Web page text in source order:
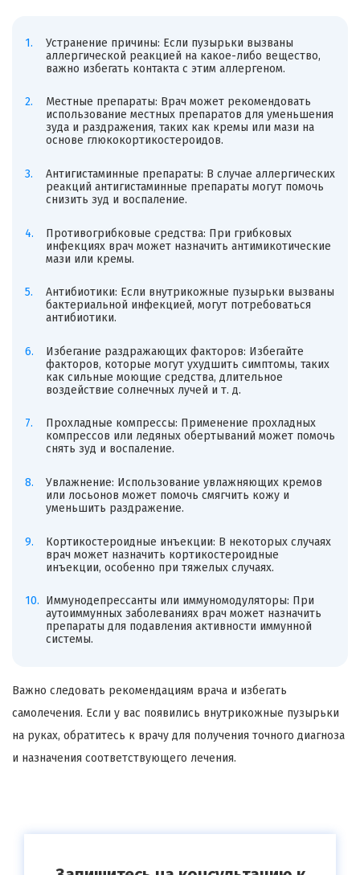
Устранение причины: Если пузырьки вызваны
аллергической реакцией на какое-либо вещество,
важно избегать контакта с этим аллергеном.
Местные препараты: Врач может рекомендовать
использование местных препаратов для уменьшения
зуда и раздражения, таких как кремы или мази на
основе глюкокортикостероидов.
Антигистаминные препараты: В случае аллергических
реакций антигистаминные препараты могут помочь
снизить зуд и воспаление.
Противогрибковые средства: При грибковых
инфекциях врач может назначить антимикотические
мази или кремы.
Антибиотики: Если внутрикожные пузырьки вызваны
бактериальной инфекцией, могут потребоваться
антибиотики.
Избегание раздражающих факторов: Избегайте
факторов, которые могут ухудшить симптомы, таких
как сильные моющие средства, длительное
воздействие солнечных лучей и т. д.
Прохладные компрессы: Применение прохладных
компрессов или ледяных обертываний может помочь
снять зуд и воспаление.
Увлажнение: Использование увлажняющих кремов
или лосьонов может помочь смягчить кожу и
уменьшить раздражение.
Кортикостероидные инъекции: В некоторых случаях
врач может назначить кортикостероидные
инъекции, особенно при тяжелых случаях.
Иммунодепрессанты или иммуномодуляторы: При
аутоиммунных заболеваниях врач может назначить
препараты для подавления активности иммунной
системы.
Важно следовать рекомендациям врача и избегать
самолечения. Если у вас появились внутрикожные пузырьки
на руках, обратитесь к врачу для получения точного диагноза
и назначения соответствующего лечения.